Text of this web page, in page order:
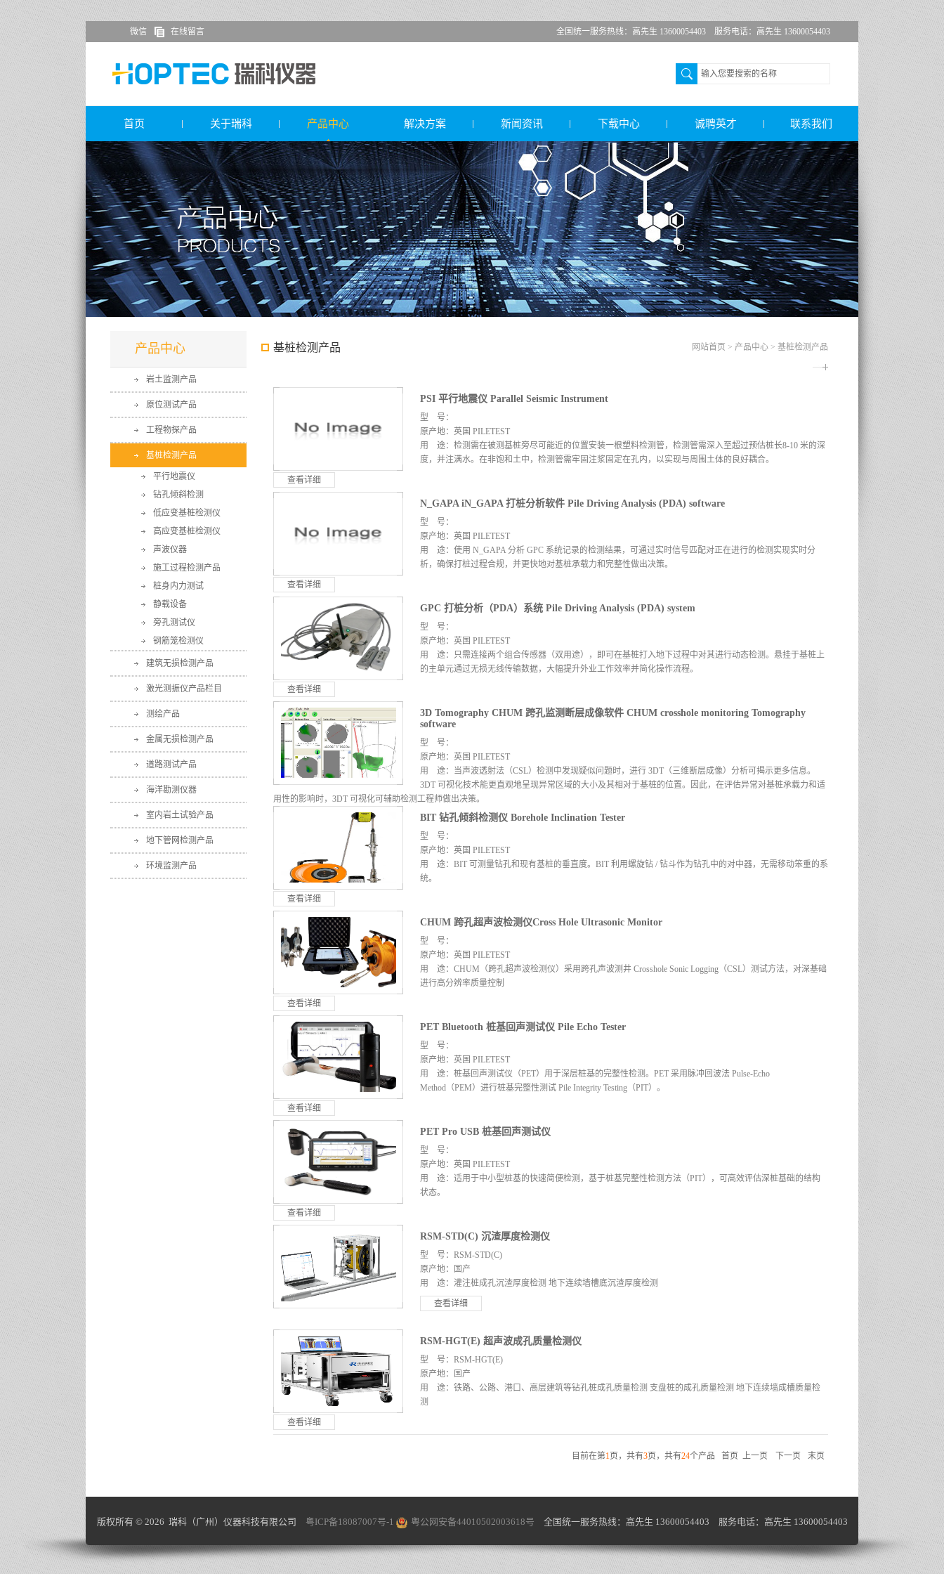
全国统一服务热线：高先生 13600054403 服务电话：高先生 13600054403
微信 在线留言
首页 关于瑞科 产品中心 解决方案 新闻资讯 下载中心 诚聘英才 联系我们
产品中心
岩土监测产品
原位测试产品
工程物探产品
基桩检测产品
平行地震仪
钻孔倾斜检测
低应变基桩检测仪
高应变基桩检测仪
声波仪器
施工过程检测产品
桩身内力测试
静载设备
旁孔测试仪
钢筋笼检测仪
建筑无损检测产品
激光测振仪产品栏目
测绘产品
金属无损检测产品
道路测试产品
海洋勘测仪器
室内岩土试验产品
地下管网检测产品
环境监测产品
网站首页 > 产品中心 > 基桩检测产品
基桩检测产品
PSI 平行地震仪 Parallel Seismic Instrument
型 号：
原产地：英国 PILETEST
用 途：检测需在被测基桩旁尽可能近的位置安装一根塑料检测管，检测管需深入至超过预估桩长8-10 米的深
度，并注满水。在非饱和土中，检测管需牢固注浆固定在孔内，以实现与周围土体的良好耦合。
查看详细
N_GAPA iN_GAPA 打桩分析软件 Pile Driving Analysis (PDA) software
型 号：
原产地：英国 PILETEST
用 途：使用 N_GAPA 分析 GPC 系统记录的检测结果，可通过实时信号匹配对正在进行的检测实现实时分
析，确保打桩过程合规，并更快地对基桩承载力和完整性做出决策。
查看详细
GPC 打桩分析（PDA）系统 Pile Driving Analysis (PDA) system
型 号：
原产地：英国 PILETEST
用 途：只需连接两个组合传感器（双用途），即可在基桩打入地下过程中对其进行动态检测。悬挂于基桩上
的主单元通过无损无线传输数据，大幅提升外业工作效率并简化操作流程。
查看详细
3D Tomography CHUM 跨孔监测断层成像软件 CHUM crosshole monitoring Tomography
software
型 号：
原产地：英国 PILETEST
用 途：当声波透射法（CSL）检测中发现疑似问题时，进行 3DT（三维断层成像）分析可揭示更多信息。
3DT 可视化技术能更直观地呈现异常区域的大小及其相对于基桩的位置。因此，在评估异常对基桩承载力和适
用性的影响时，3DT 可视化可辅助检测工程师做出决策。
BIT 钻孔倾斜检测仪 Borehole Inclination Tester
型 号：
原产地：英国 PILETEST
用 途：BIT 可测量钻孔和现有基桩的垂直度。BIT 利用螺旋钻 / 钻斗作为钻孔中的对中器，无需移动笨重的系
统。
查看详细
CHUM 跨孔超声波检测仪Cross Hole Ultrasonic Monitor
型 号：
原产地：英国 PILETEST
用 途：CHUM（跨孔超声波检测仪）采用跨孔声波测井 Crosshole Sonic Logging（CSL）测试方法，对深基础
进行高分辨率质量控制
查看详细
PET Bluetooth 桩基回声测试仪 Pile Echo Tester
型 号：
原产地：英国 PILETEST
用 途：桩基回声测试仪（PET）用于深层桩基的完整性检测。PET 采用脉冲回波法 Pulse-Echo
Method（PEM）进行桩基完整性测试 Pile Integrity Testing（PIT）。
查看详细
PET Pro USB 桩基回声测试仪
型 号：
原产地：英国 PILETEST
用 途：适用于中小型桩基的快速简便检测，基于桩基完整性检测方法（PIT），可高效评估深桩基础的结构
状态。
查看详细
RSM-STD(C) 沉渣厚度检测仪
型 号：RSM-STD(C)
原产地：国产
用 途：灌注桩成孔沉渣厚度检测 地下连续墙槽底沉渣厚度检测
查看详细
RSM-HGT(E) 超声波成孔质量检测仪
型 号：RSM-HGT(E)
原产地：国产
用 途：铁路、公路、港口、高层建筑等钻孔桩成孔质量检测 支盘桩的成孔质量检测 地下连续墙成槽质量检
测
查看详细
目前在第1页，共有3页，共有24个产品 首页 上一页 下一页 末页
版权所有 © 2026 瑞科（广州）仪器科技有限公司 粤ICP备18087007号-1 粤公网安备44010502003618号 全国统一服务热线：高先生 13600054403 服务电话：高先生 13600054403